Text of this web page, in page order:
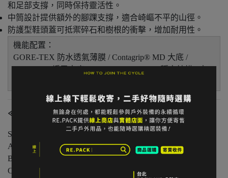
和足部支撐，同時保持靈活性。
中筒設計提供額外的腳踝支撐，適合崎嶇不平的山徑。
防護型鞋頭蓋可抵禦碎石和樹根的衝擊，增加耐用性。
機能配置：
GORE-TEX 防水透氣薄膜 / Contagrip® MD 大底 /
≪商品狀態分級≫
S 級｜全新未使用
A 級｜輕微著用痕跡，無明顯損傷
B 級｜中度著用痕跡，功能正常
C 級｜明顯使用痕跡或外觀瑕疵但功能無虞